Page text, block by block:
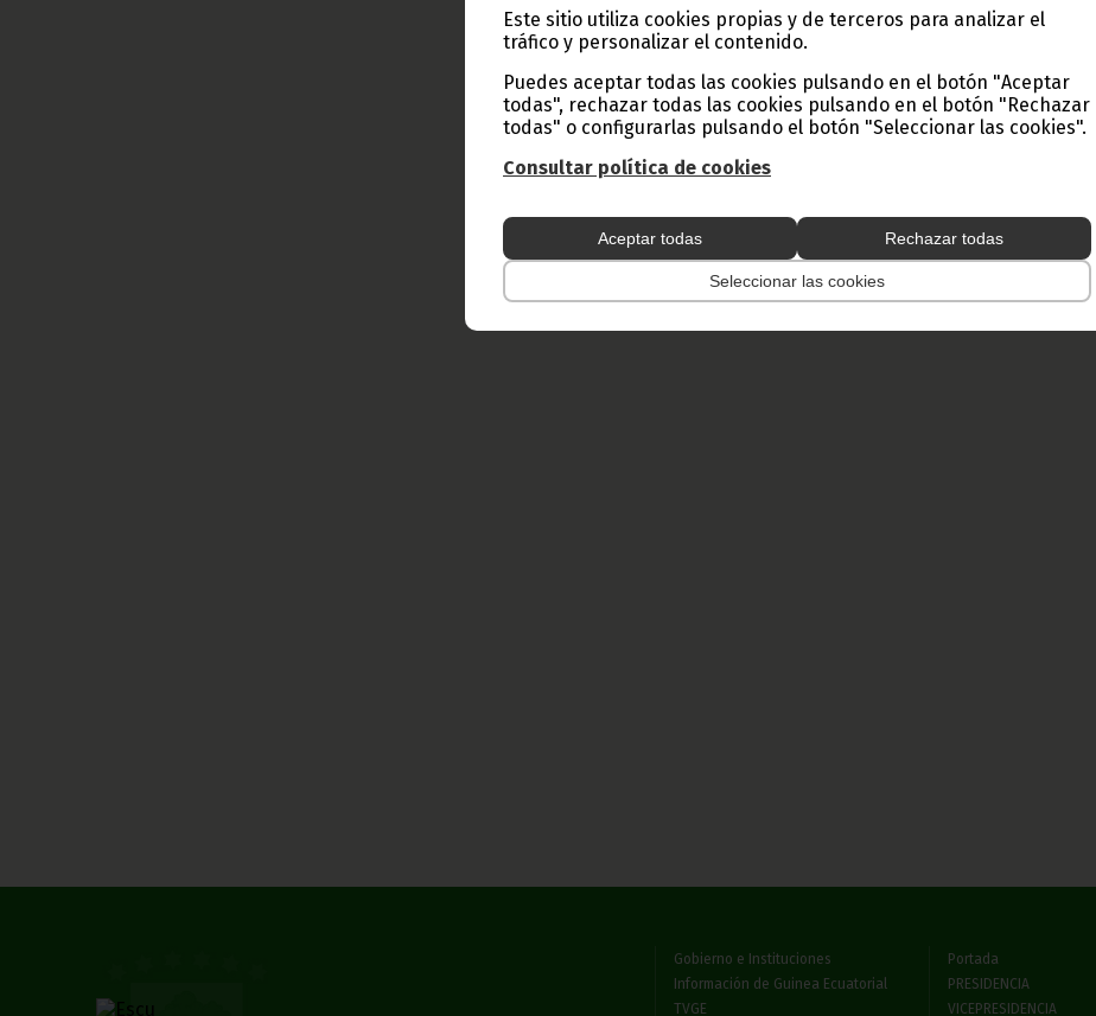
Este sitio utiliza cookies propias y de terceros para analizar el
tráfico y personalizar el contenido.
Puedes aceptar todas las cookies pulsando en el botón "Aceptar
todas", rechazar todas las cookies pulsando en el botón "Rechazar
todas" o configurarlas pulsando el botón "Seleccionar las cookies".
Consultar política de cookies
Aceptar todas Rechazar todas
Seleccionar las cookies
Gobierno e Instituciones
Información de Guinea Ecuatorial
TVGE
Portada
PRESIDENCIA
VICEPRESIDENCIA